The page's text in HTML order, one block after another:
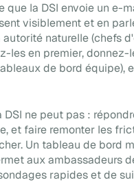
que la DSI envoie un e-
visiblement et en
naturelle (chefs
les en premier,
de bord équipe),
ne peut pas :
et faire remonter les
Un tableau de bord
aux ambassadeurs
rapides et de